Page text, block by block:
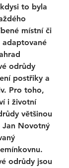
to byla
místní či
odrůdy
postřiky a
Pro toho,
i životní
většinou
Jan Novotný
odrůdy jsou